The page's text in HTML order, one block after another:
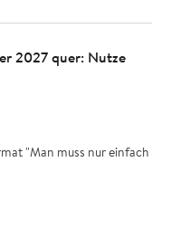
2027 quer: Nutze
"Man muss nur einfach